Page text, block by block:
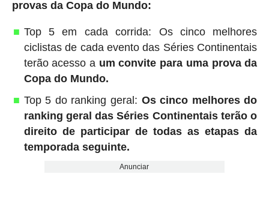
provas da Copa do Mundo:
Top 5 em cada corrida: Os cinco melhores
ciclistas de cada evento das Séries Continentais
terão acesso a um convite para uma prova da
Copa do Mundo.
Top 5 do ranking geral: Os cinco melhores do
ranking geral das Séries Continentais terão o
direito de participar de todas as etapas da
temporada seguinte.
Anunciar